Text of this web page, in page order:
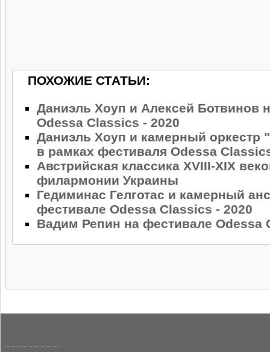
ПОХОЖИЕ СТАТЬИ:
Даниэль Хоуп и Алексей Ботвинов
Odessa Classics - 2020
Даниэль Хоуп и камерный оркестр
в рамках фестиваля Odessa
Австрийская классика XVIII-XIX
филармонии Украины
Гедиминас Гелготас и камерный
фестивале Odessa Classics - 2020
Вадим Репин на фестивале Odessa